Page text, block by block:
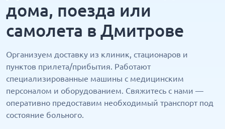
дома, поезда или
самолета в Дмитрове
Организуем доставку из клиник, стационаров и
пунктов прилета/прибытия. Работают
специализированные машины с медицинским
персоналом и оборудованием. Свяжитесь с нами —
оперативно предоставим необходимый транспорт под
состояние больного.